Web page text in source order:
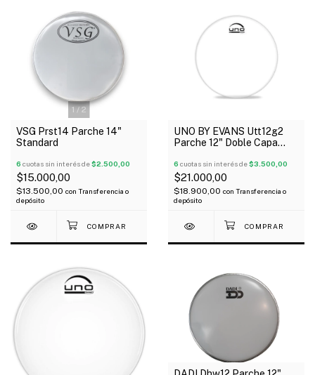
1 / 2
VSG Prst14 Parche 14"
Standard
6 cuotas sin interés de$2.500,00
$15.000,00
$13.500,00 con Transferencia o
depósito
UNO BY EVANS Utt12g2
Parche 12" Doble Capa
6 cuotas sin interés de$3.500,00
$21.000,00
$18.900,00 con Transferencia o
depósito